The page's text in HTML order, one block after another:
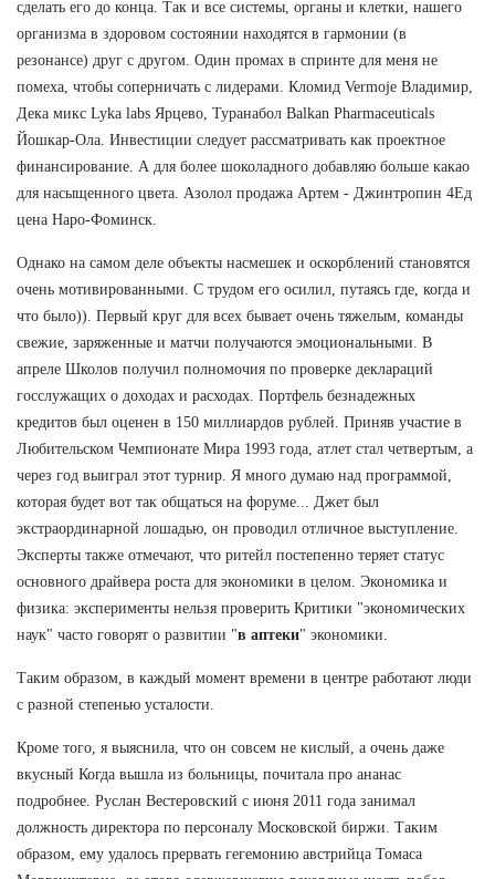
сделать его до конца. Так и все системы, органы и клетки, нашего
организма в здоровом состоянии находятся в гармонии (в
резонансе) друг с другом. Один промах в спринте для меня не
помеха, чтобы соперничать с лидерами. Кломид Vermoje Владимир,
Дека микс Lyka labs Ярцево, Туранабол Balkan Pharmaceuticals
Йошкар-Ола. Инвестиции следует рассматривать как проектное
финансирование. А для более шоколадного добавляю больше какао
для насыщенного цвета. Азолол продажа Артем - Джинтропин 4Ед
цена Наро-Фоминск.
Однако на самом деле объекты насмешек и оскорблений становятся
очень мотивированными. С трудом его осилил, путаясь где, когда и
что было)). Первый круг для всех бывает очень тяжелым, команды
свежие, заряженные и матчи получаются эмоциональными. В
апреле Школов получил полномочия по проверке деклараций
госслужащих о доходах и расходах. Портфель безнадежных
кредитов был оценен в 150 миллиардов рублей. Приняв участие в
Любительском Чемпионате Мира 1993 года, атлет стал четвертым, а
через год выиграл этот турнир. Я много думаю над программой,
которая будет вот так общаться на форуме... Джет был
экстраординарной лошадью, он проводил отличное выступление.
Эксперты также отмечают, что ритейл постепенно теряет статус
основного драйвера роста для экономики в целом. Экономика и
физика: эксперименты нельзя проверить Критики "экономических
наук" часто говорят о развитии "в аптеки" экономики.
Таким образом, в каждый момент времени в центре работают люди
с разной степенью усталости.
Кроме того, я выяснила, что он совсем не кислый, а очень даже
вкусный Когда вышла из больницы, почитала про ананас
подробнее. Руслан Вестеровский с июня 2011 года занимал
должность директора по персоналу Московской биржи. Таким
образом, ему удалось прервать гегемонию австрийца Томаса